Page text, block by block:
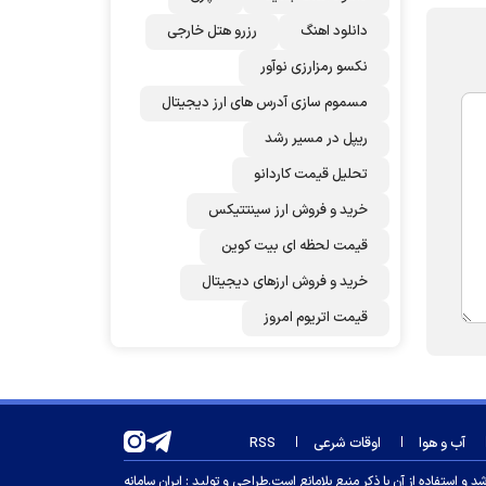
دانلود اهنگ
رزرو هتل خارجی
نکسو رمزارزی نوآور
مسموم سازی آدرس های ارز دیجیتال
ریپل در مسیر رشد
تحلیل قیمت کاردانو
خرید و فروش ارز سینتتیکس
قیمت لحظه ای بیت کوین
خرید و فروش ارزهای دیجیتال
قیمت اتریوم امروز
آب و هوا اوقات شرعی RSS
استفاده از آن با ذکر منبع بلامانع است.طراحی و تولید : ایران سامانه